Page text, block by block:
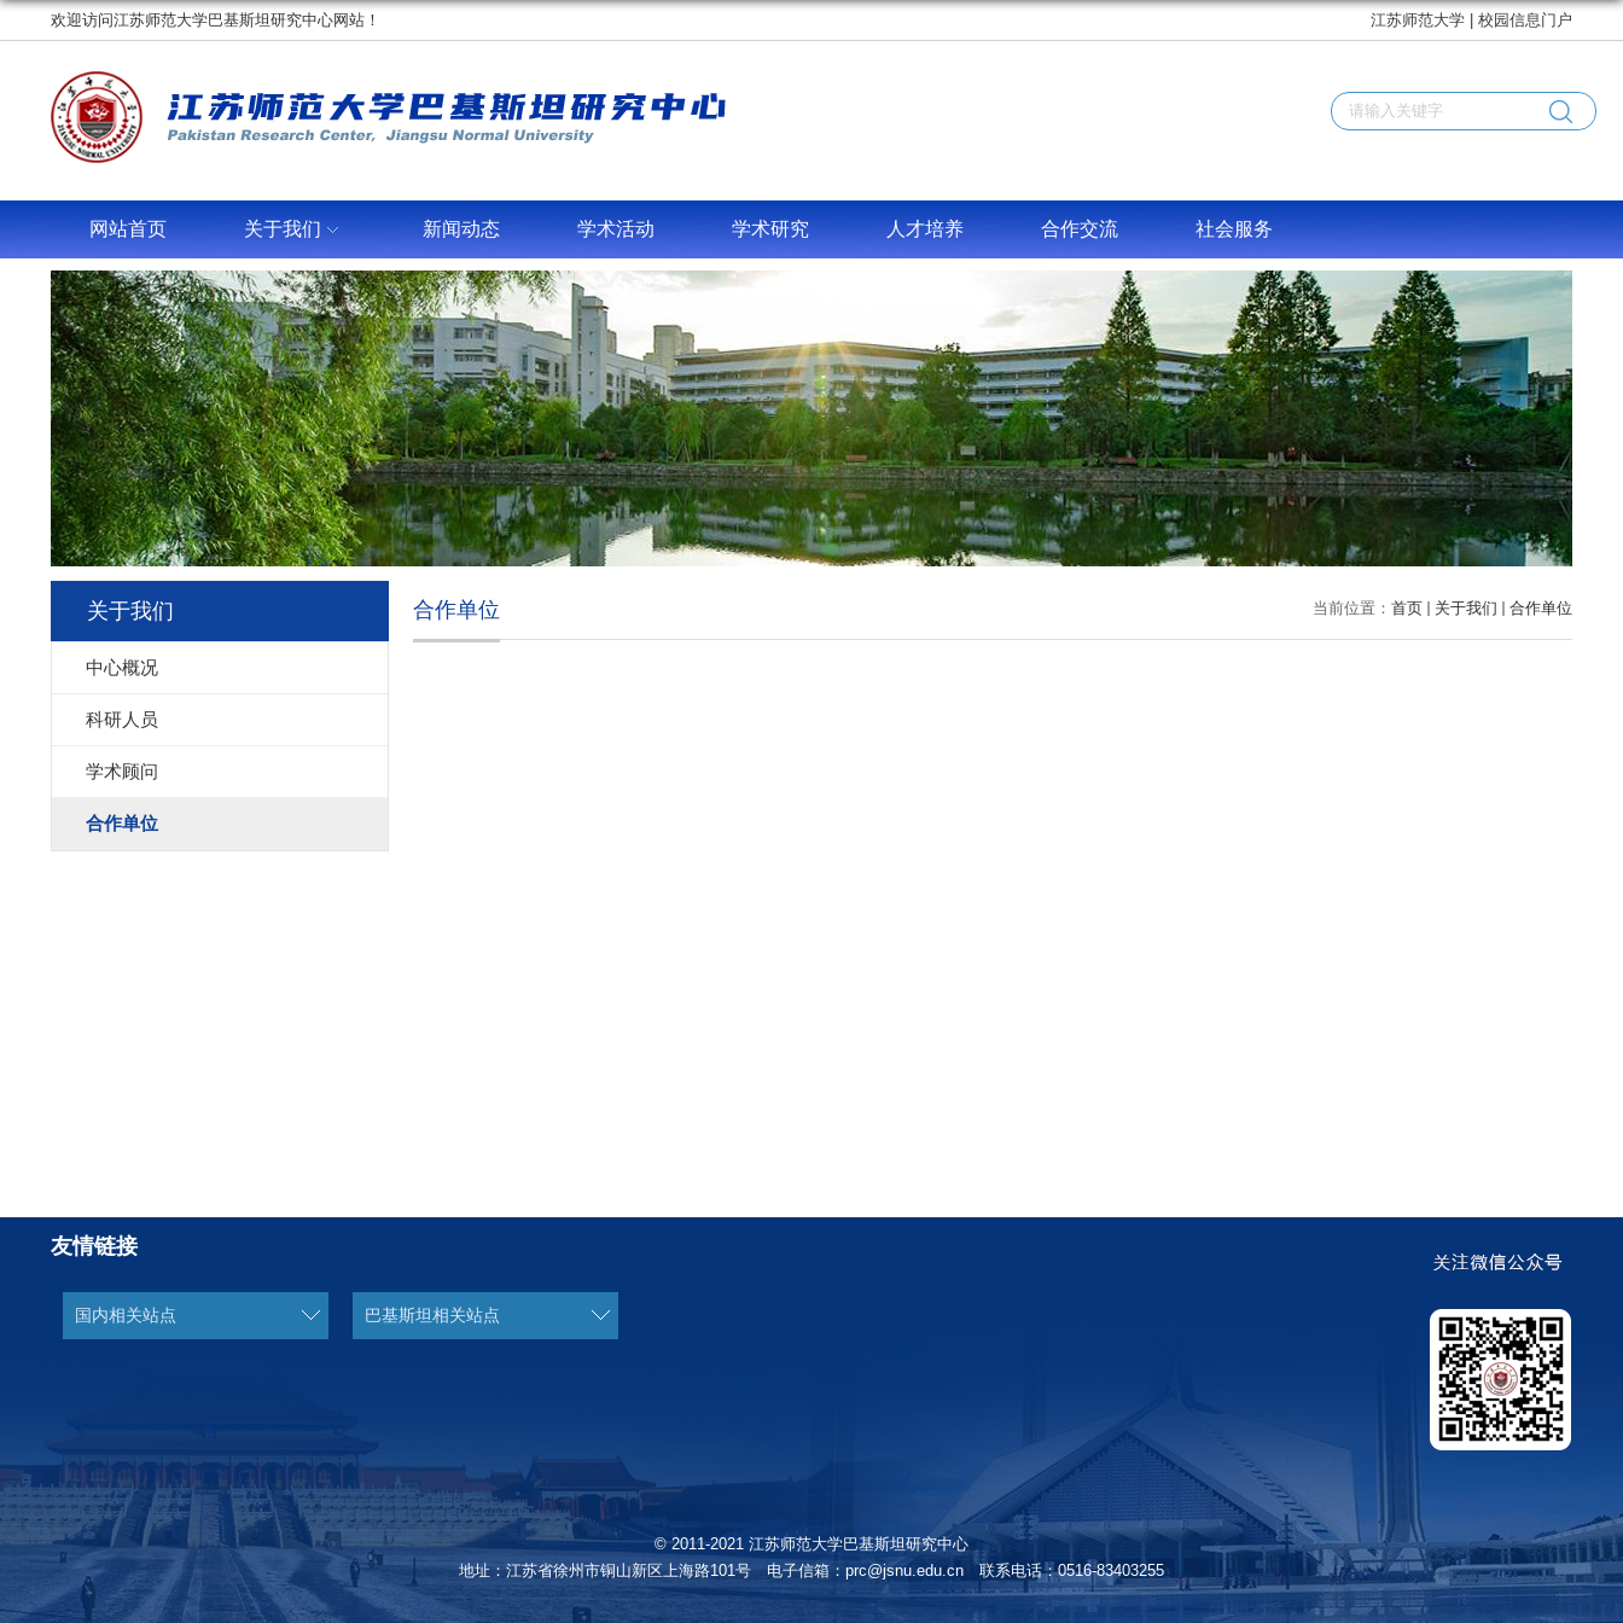
欢迎访问江苏师范大学巴基斯坦研究中心网站！ 江苏师范大学 校园信息门户
网站首页 关于我们 新闻动态 学术活动 学术研究 人才培养 合作交流 社会服务
关于我们
中心概况
科研人员
学术顾问
合作单位
当前位置： 首页 关于我们 合作单位
合作单位
友情链接
国内相关站点 巴基斯坦相关站点
© 2011-2021 江苏师范大学巴基斯坦研究中心
地址：江苏省徐州市铜山新区上海路101号 电子信箱：prc@jsnu.edu.cn 联系电话：0516-83403255